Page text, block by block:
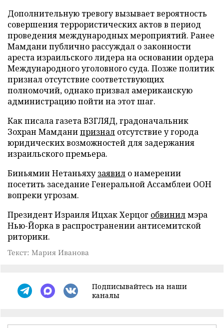
Дополнительную тревогу вызывает вероятность
совершения террористических актов в период
проведения международных мероприятий. Ранее
Мамдани публично рассуждал о законности
ареста израильского лидера на основании ордера
Международного уголовного суда. Позже политик
признал отсутствие соответствующих
полномочий, однако призвал американскую
администрацию пойти на этот шаг.
Как писала газета ВЗГЛЯД, градоначальник
Зохран Мамданипризнал отсутствие у города
юридических возможностей для задержания
израильского премьера.
Биньямин Нетаньяхузаявил о намерении
посетить заседание Генеральной Ассамблеи ООН
вопреки угрозам.
Президент Израиля Ицхак Херцог обвинилмэра
Нью-Йорка в распространении антисемитской
риторики.
Текст: Мария Иванова
Подписывайтесь на наши
каналы